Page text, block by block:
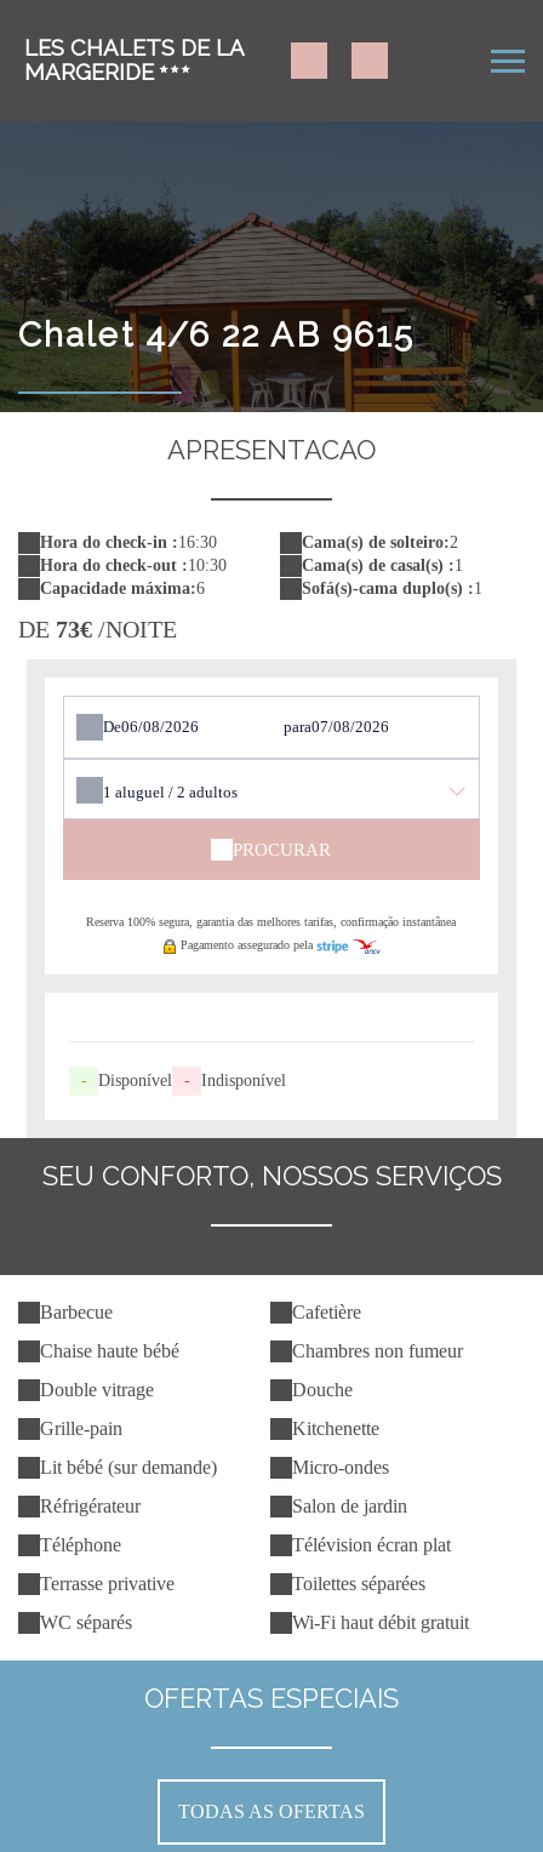
LES CHALETS DE LA
MARGERIDE
Chalet 4/6 22 AB 9615
APRESENTACAO
Hora do check-in :16:30
Hora do check-out :10:30
Capacidade máxima:6
Cama(s) de solteiro:2
Cama(s) de casal(s) :1
Sofá(s)-cama duplo(s) :1
DE 73€ /NOITE
De para
1aluguel /2adultos
PROCURAR
Reserva 100% segura, garantia das melhores tarifas, confirmação instantânea
Pagamento assegurado pela
- Disponível - Indisponível
SEU CONFORTO, NOSSOS SERVIÇOS
Barbecue
Cafetière
Chaise haute bébé
Chambres non fumeur
Double vitrage
Douche
Grille-pain
Kitchenette
Lit bébé (sur demande)
Micro-ondes
Réfrigérateur
Salon de jardin
Téléphone
Télévision écran plat
Terrasse privative
Toilettes séparées
WC séparés
Wi-Fi haut débit gratuit
OFERTAS ESPECIAIS
TODAS AS OFERTAS